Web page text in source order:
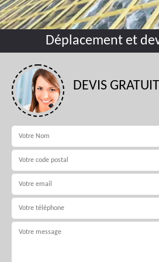
Déplacement et
DEVIS GRATUIT